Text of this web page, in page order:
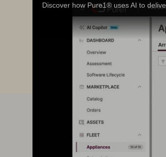
Discover how Pure1® uses AI to